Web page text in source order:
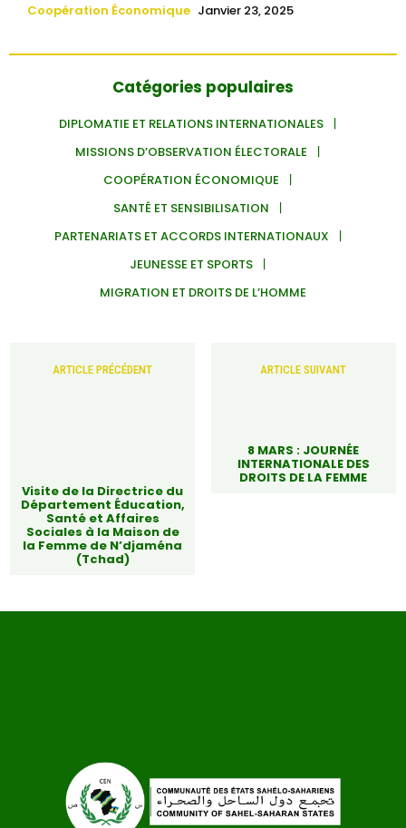
Coopération Économique Janvier 23, 2025
Catégories populaires
DIPLOMATIE ET RELATIONS INTERNATIONALES
MISSIONS D’OBSERVATION ÉLECTORALE
COOPÉRATION ÉCONOMIQUE
SANTÉ ET SENSIBILISATION
PARTENARIATS ET ACCORDS INTERNATIONAUX
JEUNESSE ET SPORTS
MIGRATION ET DROITS DE L’HOMME
ARTICLE PRÉCÉDENT
Visite de la Directrice du
Département Éducation,
Santé et Affaires
Sociales à la Maison de
la Femme de N’djaména
(Tchad)
ARTICLE SUIVANT
8 MARS : JOURNÉE
INTERNATIONALE DES
DROITS DE LA FEMME